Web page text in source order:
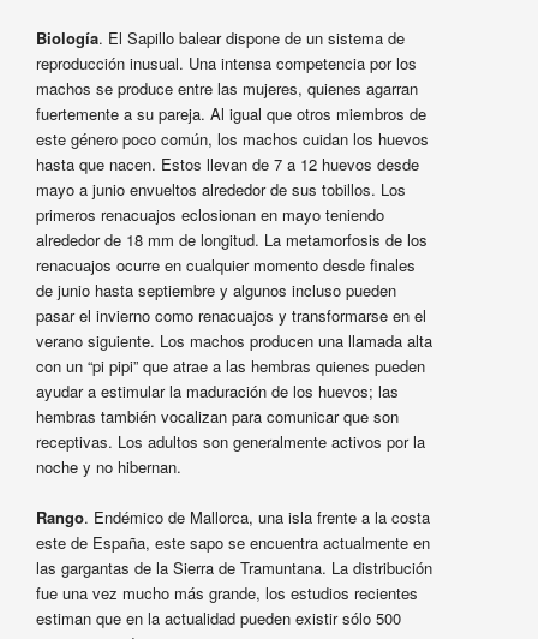
Biología. El Sapillo balear dispone de un sistema de
reproducción inusual. Una intensa competencia por los
machos se produce entre las mujeres, quienes agarran
fuertemente a su pareja. Al igual que otros miembros de
este género poco común, los machos cuidan los huevos
hasta que nacen. Estos llevan de 7 a 12 huevos desde
mayo a junio envueltos alrededor de sus tobillos. Los
primeros renacuajos eclosionan en mayo teniendo
alrededor de 18 mm de longitud. La metamorfosis de los
renacuajos ocurre en cualquier momento desde finales
de junio hasta septiembre y algunos incluso pueden
pasar el invierno como renacuajos y transformarse en el
verano siguiente. Los machos producen una llamada alta
con un “pi pipi” que atrae a las hembras quienes pueden
ayudar a estimular la maduración de los huevos; las
hembras también vocalizan para comunicar que son
receptivas. Los adultos son generalmente activos por la
noche y no hibernan.
Rango. Endémico de Mallorca, una isla frente a la costa
este de España, este sapo se encuentra actualmente en
las gargantas de la Sierra de Tramuntana. La distribución
fue una vez mucho más grande, los estudios recientes
estiman que en la actualidad pueden existir sólo 500